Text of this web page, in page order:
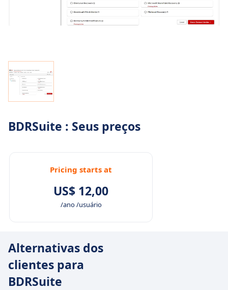
BDRSuite : Seus preços
Pricing starts at
US$ 12,00
/ano /usuário
Alternativas dos
clientes para
BDRSuite